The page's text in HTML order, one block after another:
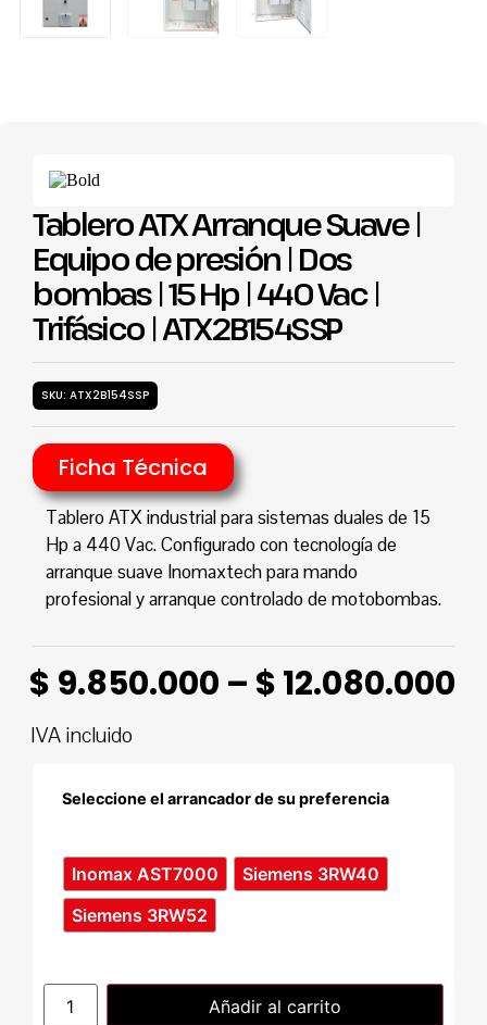
Tablero ATX Arranque Suave |
Equipo de presión | Dos
bombas | 15 Hp | 440 Vac |
Trifásico | ATX2B154SSP
SKU: ATX2B154SSP
Ficha Técnica
Tablero ATX industrial para sistemas duales de 15
Hp a 440 Vac. Configurado con tecnología de
arranque suave Inomaxtech para mando
profesional y arranque controlado de motobombas.
$ 9.850.000 – $12.080.000
IVA incluido
Seleccione el arrancador de su preferencia
Inomax AST7000
Siemens 3RW40
Siemens 3RW52
Añadir al carrito